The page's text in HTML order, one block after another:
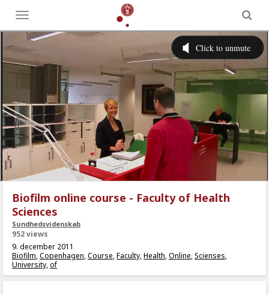
Toggle
menu
Biofilm online course - Faculty of Health
Sciences
Sundhedsvidenskab
952 views
9. december 2011
Biofilm,Copenhagen,Course,Faculty,Health,Online,Scienses,
University,of